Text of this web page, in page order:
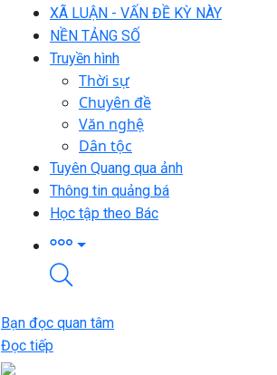
XÃ LUẬN - VẤN ĐỀ KỲ NÀY
NỀN TẢNG SỐ
Truyền hình
Thời sự
Chuyên đề
Văn nghệ
Dân tộc
Tuyên Quang qua ảnh
Thông tin quảng bá
Học tập theo Bác
Bạn đọc quan tâm
Đọc tiếp